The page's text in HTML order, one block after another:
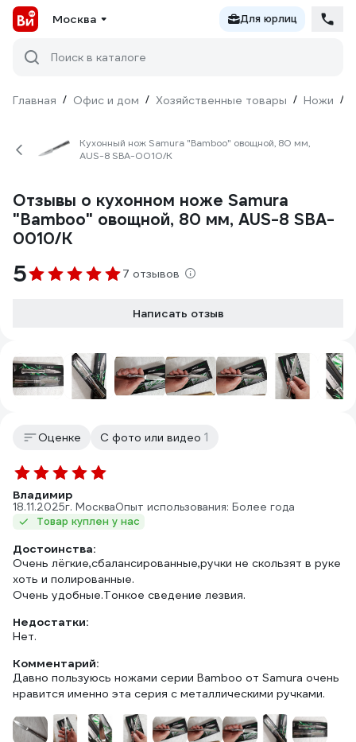
Москва Для юрлиц
Поиск в каталоге
Главная / Офис и дом / Хозяйственные товары / Ножи /
Кухонный нож Samura "Bamboo" овощной, 80 мм,
AUS-8 SBA-0010/K
Отзывы о кухонном ноже Samura
"Bamboo" овощной, 80 мм, AUS-8 SBA-
0010/K
5 7 отзывов
Написать отзыв
Оценке С фото или видео 1
Владимир
18.11.2025г. МоскваОпыт использования: Более года
Товар куплен у нас
Достоинства:
Очень лёгкие,сбалансированные,ручки не скользят в руке
хоть и полированные.
Очень удобные.Тонкое сведение лезвия.
Недостатки:
Нет.
Комментарий:
Давно пользуюсь ножами серии Bamboo от Samura очень
нравится именно эта серия с металлическими ручками.